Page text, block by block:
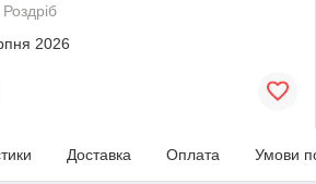
Роздріб
2026
Доставка Оплата Умови